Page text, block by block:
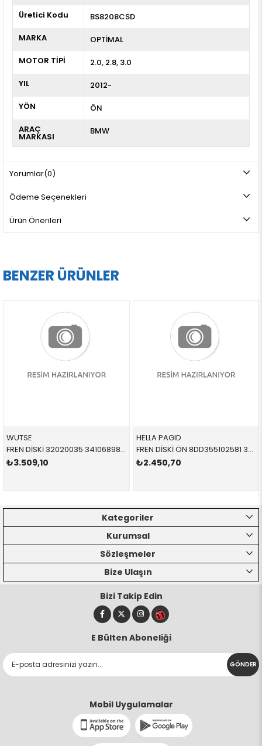
Üretici Kodu
BS8208CSD
MARKA
OPTİMAL
MOTOR TİPİ
2.0, 2.8, 3.0
YIL
2012-
YÖN
ÖN
ARAÇ
MARKASI
BMW
Yorumlar(0)
Ödeme Seçenekleri
Ürün Önerileri
BENZER ÜRÜNLER
WUTSE
FREN DİSKİ 32020035 34106898723 34116775277 F10,F11 2.0,2.5,3.0 ÖN
₺3.509,10
HELLA PAGID
FREN DİSKİ ÖN 8DD355102581 34116864060 34116864060 E36,E46 1.8,2.0,2.5,2.8 HAVALI 1991-2005
₺2.450,70
Kategoriler
Kurumsal
Sözleşmeler
Bize Ulaşın
Bizi Takip Edin
E Bülten Aboneliği
GÖNDER
Mobil Uygulamalar